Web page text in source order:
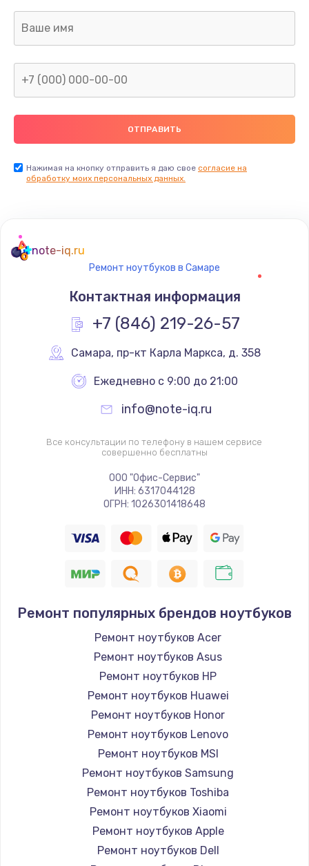
Заказать
Замена Bluetooth
Заказать
1700 руб.
950 руб.
Замена шлейфа
Установка системы macOS
Заказать
Замена USB-портов
800 руб.
Заказать
1100 руб.
Заказать
Замена Wi-Fi модуля
650 руб.
Заказать
Ремонт видеокарты
1800 руб.
Заказать
Замена разъема питания
800 руб.
Заказать
Нажимая на кнопку отправить я даю свое согласие на
обработку моих персональных данных.
note-iq.ru
Ремонт ноутбуков в Самаре
Контактная информация
+7 (846) 219-26-57
Самара, пр-кт Карла Маркса, д. 358
Ежедневно с 9:00 до 21:00
info@note-iq.ru
Все консультации по телефону в нашем сервисе
совершенно бесплатны
ООО "Офис-Сервис"
ИНН: 6317044128
ОГРН: 1026301418648
Ремонт популярных брендов ноутбуков
Ремонт ноутбуков Acer
Ремонт ноутбуков Asus
Ремонт ноутбуков HP
Ремонт ноутбуков Huawei
Ремонт ноутбуков Honor
Ремонт ноутбуков Lenovo
Ремонт ноутбуков MSI
Ремонт ноутбуков Samsung
Ремонт ноутбуков Toshiba
Ремонт ноутбуков Xiaomi
Ремонт ноутбуков Apple
Ремонт ноутбуков Dell